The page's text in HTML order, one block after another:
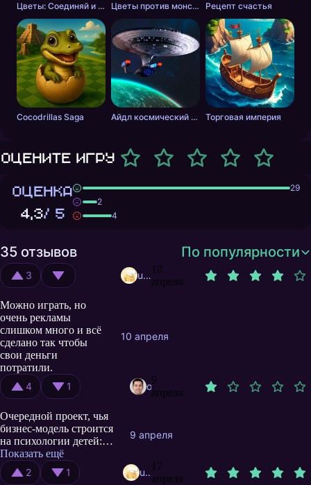
Цветы: Соединяй и Продавай Букеты! Цветы против монстров Рецепт счастья
Cocodrillas Saga Айдл космический добытчик Торговая империя
Оцените игру
ОЦЕНКА
4,3/ 5
29
2
4
35 отзывов По популярности
3 user11715426
10
апреля
Можно играть, но
очень рекламы
слишком много и всё
сделано так чтобы
свои деньги
потратили.
10 апреля
4 1 omchansk
9
апреля
Очередной проект, чья
бизнес-модель строится
на психологии детей:
яркие кнопки,
ограниченные по
времени "подарки" и
Показать ещё
9 апреля
2 1 user11731776
17
апреля